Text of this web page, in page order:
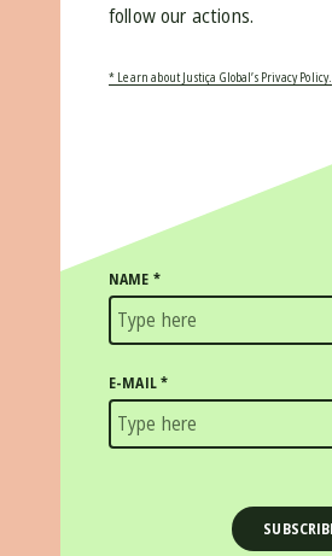
follow our actions.
* Learn about Justiça Global’s Privacy Policy.
NAME *
E-MAIL*